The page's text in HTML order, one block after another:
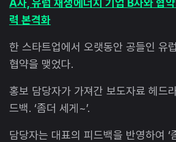
A사, 유럽 재생에너지 기업 B사와 협
력 본격화
한 스타트업에서 오랫동안 공들인 유
협약을 맺었다.
홍보 담당자가 가져간 보도자료 헤드
드백. ‘좀더 세게~’.
담당자는 대표의 피드백을 반영하여 ‘